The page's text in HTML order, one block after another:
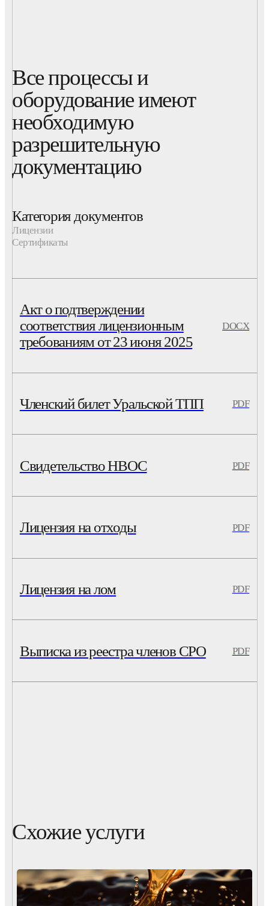
Все процессы и
оборудование имеют
необходимую
разрешительную
документацию
Категория документов
Лицензии
Сертификаты
Акт о подтверждении
соответствия лицензионным
требованиям от 23 июня 2025
DOCX
Членский билет Уральской ТПП PDF
Свидетельство НВОС PDF
Лицензия на отходы PDF
Лицензия на лом PDF
Выписка из реестра членов СРО PDF
Схожие услуги